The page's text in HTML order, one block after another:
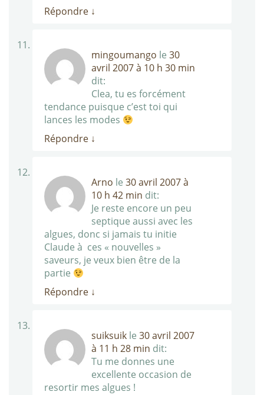
Répondre ↓
mingoumango le 30
avril 2007 à 10 h 30 min
dit:
Clea, tu es forcément
tendance puisque c’est toi qui
lances les modes
Répondre ↓
Arno le 30 avril 2007 à
10 h 42 min dit:
Je reste encore un peu
septique aussi avec les
algues, donc si jamais tu initie
Claude à ces « nouvelles »
saveurs, je veux bien être de la
partie
Répondre ↓
suiksuik le 30 avril 2007
à 11 h 28 min dit:
Tu me donnes une
excellente occasion de
resortir mes algues !